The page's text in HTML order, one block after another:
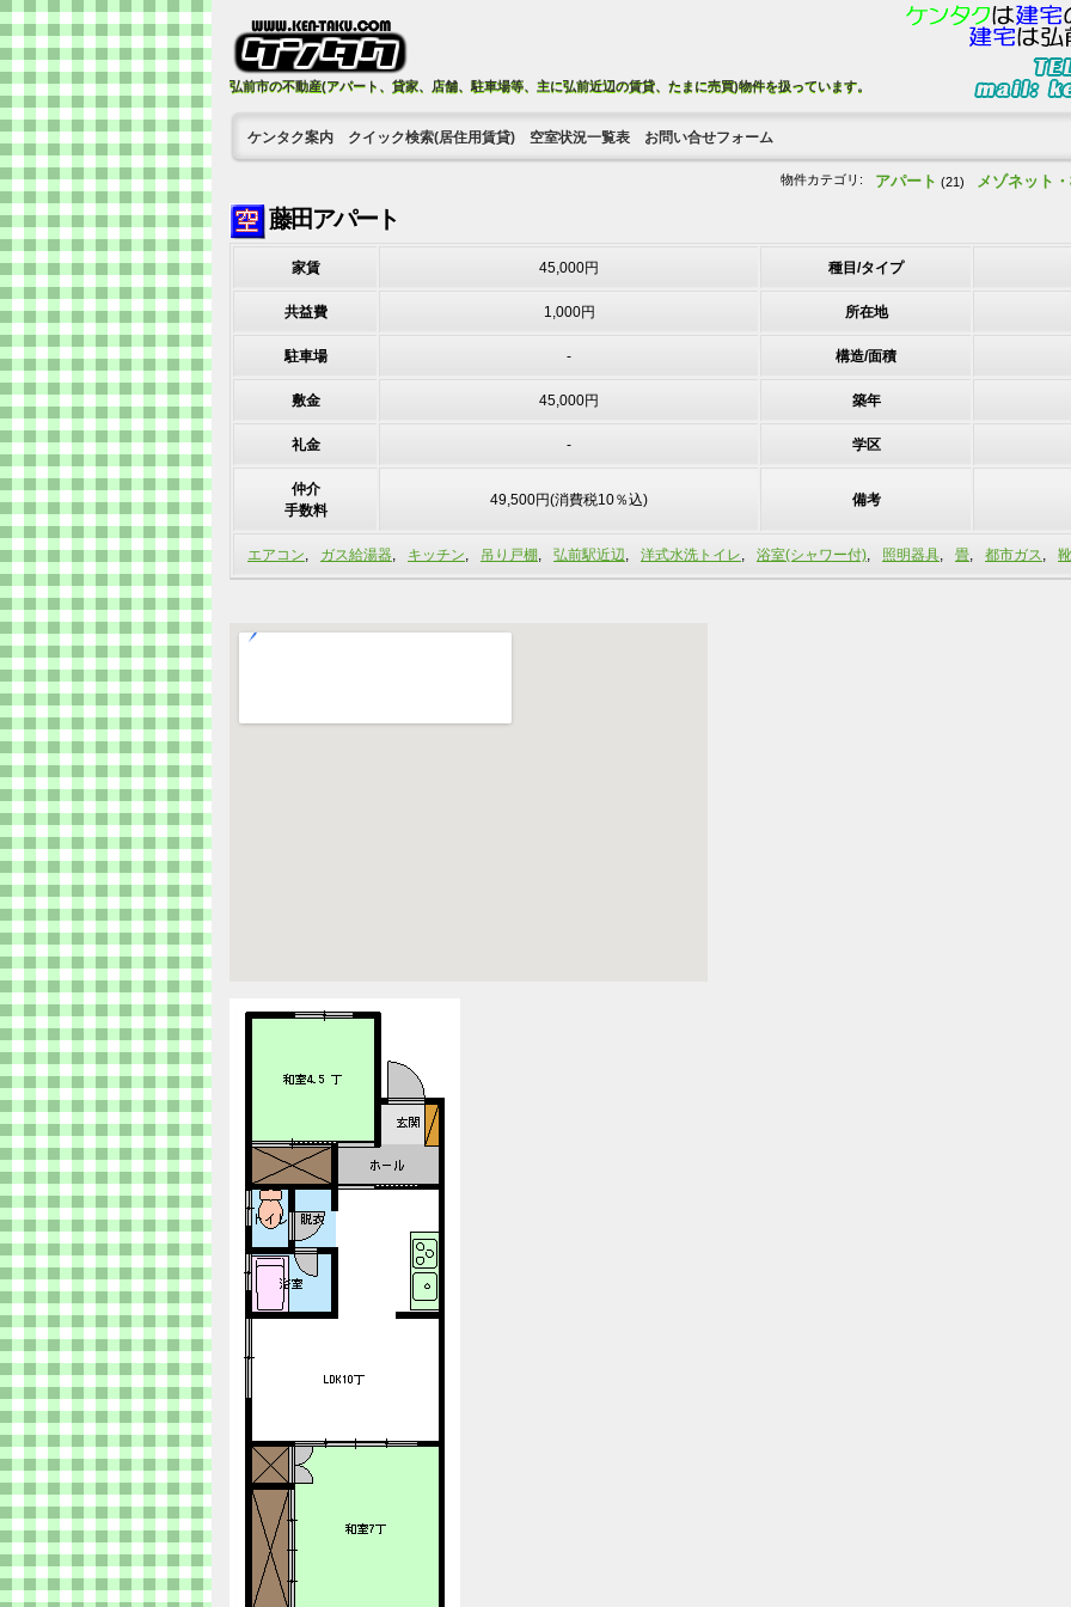
弘前市の不動産(アパート、貸家、店舗、駐車場等、主に弘前近辺の賃貸、たまに売買)物件を扱っています。
ケンタク案内 クイック検索(居住用賃貸) 空室状況一覧表 お問い合せフォーム
物件カテゴリ: アパート (21) メゾネット
藤田アパート
家賃 45,000円 種目/タイプ
共益費 1,000円 所在地
駐車場 - 構造/面積
敷金 45,000円 築年
礼金 - 学区
仲介
手数料
49,500円(消費税10％込) 備考
エアコン, ガス給湯器, キッチン, 吊り戸棚, 弘前駅近辺, 洋式水洗トイレ, 浴室(シャワー付), 照明器具, 畳, 都市ガス,